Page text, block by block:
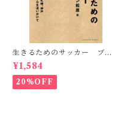
生きるためのサッカー ブラ
ジル、札幌、神戸 転がるボ
ールを追いかけて
¥1,584
20%OFF